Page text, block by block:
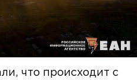
что происходит с